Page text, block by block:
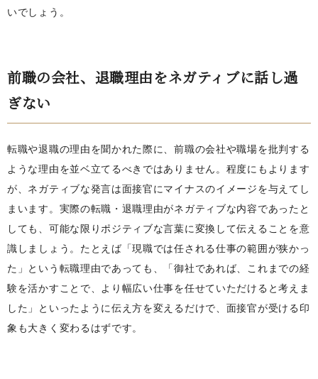
いでしょう。
前職の会社、退職理由をネガティブに話し過
ぎない
転職や退職の理由を聞かれた際に、前職の会社や職場を批判する
ような理由を並ベ立てるべきではありません。程度にもよります
が、ネガティブな発言は面接官にマイナスのイメージを与えてし
まいます。実際の転職・退職理由がネガティブな内容であったと
しても、可能な限りポジティブな言葉に変換して伝えることを意
識しましょう。たとえば「現職では任される仕事の範囲が狭かっ
た」という転職理由であっても、「御社であれば、これまでの経
験を活かすことで、より幅広い仕事を任せていただけると考えま
した」といったように伝え方を変えるだけで、面接官が受ける印
象も大きく変わるはずです。